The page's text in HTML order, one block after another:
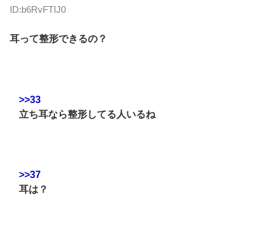
ID:b6RvFTIJ0
耳って整形できるの？
>>33
立ち耳なら整形してる人いるね
>>37
耳は？